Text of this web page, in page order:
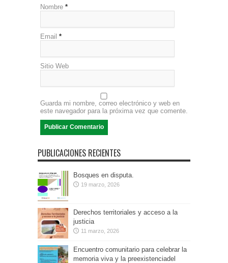
Nombre *
Email *
Sitio Web
Guarda mi nombre, correo electrónico y web en
este navegador para la próxima vez que comente.
PUBLICACIONES RECIENTES
Bosques en disputa.
19 marzo, 2026
Derechos territoriales y acceso a la
justicia
11 marzo, 2026
Encuentro comunitario para celebrar la
memoria viva y la preexistenciadel